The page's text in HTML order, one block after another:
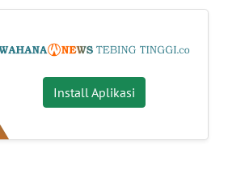
Install Aplikasi